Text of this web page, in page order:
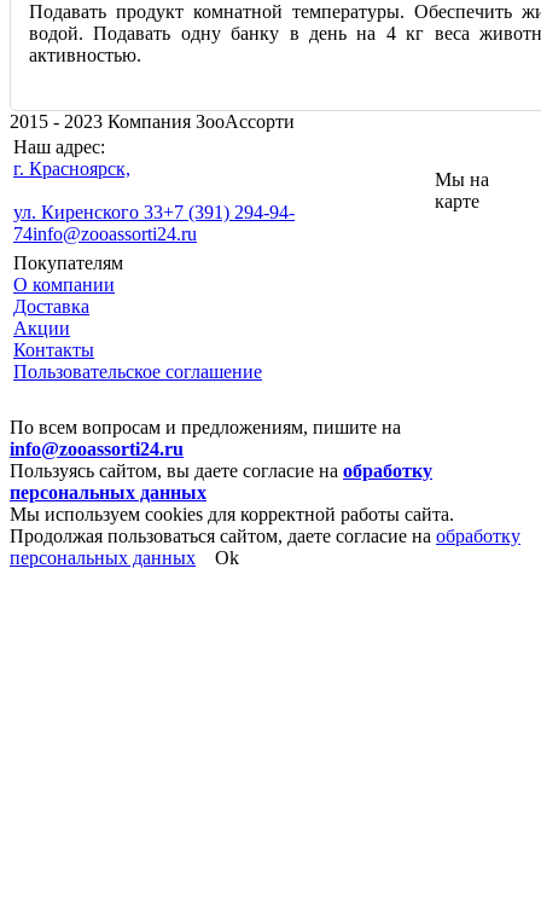
Подавать продукт комнатной температуры. Обеспечить
водой. Подавать одну банку в день на 4 кг веса
активностью.
2015 - 2023 Компания ЗооАссорти
Наш адрес:
г. Красноярск,
ул. Киренского 33+7 (391) 294-94-
74info@zooassorti24.ru
Мы на
карте
Покупателям
О компании
Доставка
Акции
Контакты
Пользовательское соглашение
По всем вопросам и предложениям, пишите на
info@zooassorti24.ru
Пользуясь сайтом, вы даете согласие на обработку
персональных данных
Мы используем cookies для корректной работы сайта.
Продолжая пользоваться сайтом, даете согласие на обработку
персональных данных
Ok